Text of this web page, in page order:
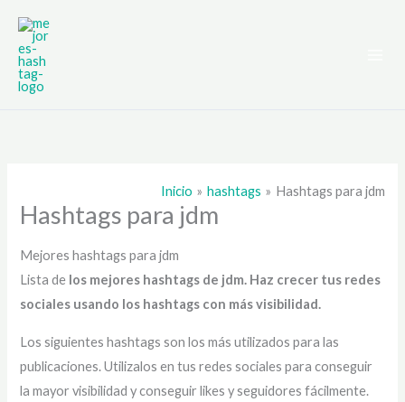
contenido
Inicio hashtags Hashtags para jdm
Hashtags para jdm
Mejores hashtags para jdm
Lista de los mejores hashtags de jdm. Haz crecer tus redes
sociales usando los hashtags con más visibilidad.
Los siguientes hashtags son los más utilizados para las
publicaciones. Utilizalos en tus redes sociales para conseguir
la mayor visibilidad y conseguir likes y seguidores fácilmente.